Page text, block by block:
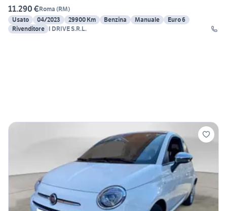
11.290 €Roma (RM)
Usato
04/2023 29900 Km Benzina Manuale
Euro 6
Rivenditore I DRIVE S.R.L.